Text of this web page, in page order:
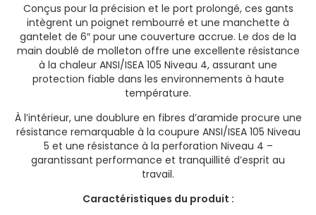
Conçus pour la précision et le port prolongé, ces gants
intègrent un poignet rembourré et une manchette à
gantelet de 6″ pour une couverture accrue. Le dos de la
main doublé de molleton offre une excellente résistance
à la chaleur ANSI/ISEA 105 Niveau 4, assurant une
protection fiable dans les environnements à haute
température.
À l’intérieur, une doublure en fibres d’aramide procure une
résistance remarquable à la coupure ANSI/ISEA 105 Niveau
5 et une résistance à la perforation Niveau 4 –
garantissant performance et tranquillité d’esprit au
travail.
Caractéristiques du produit :